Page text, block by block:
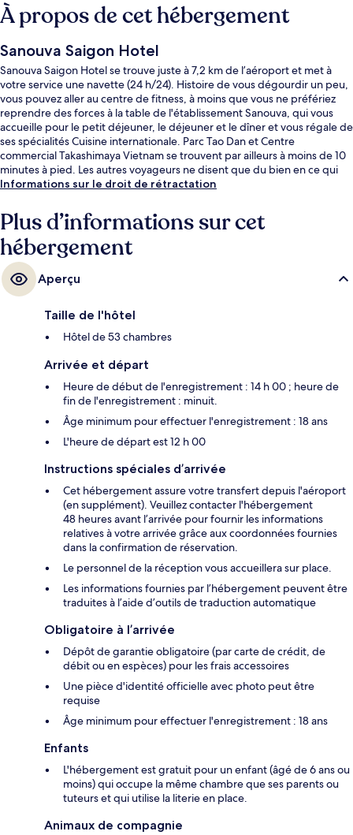
À propos de cet hébergement
Sanouva Saigon Hotel
Sanouva Saigon Hotel se trouve juste à 7,2 km de l’aéroport et met à
votre service une navette (24 h/24). Histoire de vous dégourdir un peu,
vous pouvez aller au centre de fitness, à moins que vous ne préfériez
reprendre des forces à la table de l'établissement Sanouva, qui vous
accueille pour le petit déjeuner, le déjeuner et le dîner et vous régale de
ses spécialités Cuisine internationale. Parc Tao Dan et Centre
commercial Takashimaya Vietnam se trouvent par ailleurs à moins de 10
minutes à pied. Les autres voyageurs ne disent que du bien en ce qui
concerne le personnel attentionné. L'hébergement se situe à une très
Thanh se trouve à 5 min et Station de métro Opera House, à 10 min.
Informations sur le droit de rétractation
Plus d’informations sur cet
hébergement
Aperçu
Taille de l'hôtel
Hôtel de 53 chambres
Arrivée et départ
Heure de début de l'enregistrement : 14 h 00 ; heure de
fin de l'enregistrement : minuit.
Âge minimum pour effectuer l'enregistrement : 18 ans
L'heure de départ est 12 h 00
Instructions spéciales d’arrivée
Cet hébergement assure votre transfert depuis l'aéroport
(en supplément). Veuillez contacter l'hébergement
48 heures avant l’arrivée pour fournir les informations
relatives à votre arrivée grâce aux coordonnées fournies
dans la confirmation de réservation.
Le personnel de la réception vous accueillera sur place.
Les informations fournies par l’hébergement peuvent être
traduites à l’aide d’outils de traduction automatique
Obligatoire à l’arrivée
Dépôt de garantie obligatoire (par carte de crédit, de
débit ou en espèces) pour les frais accessoires
Une pièce d'identité officielle avec photo peut être
requise
Âge minimum pour effectuer l'enregistrement : 18 ans
Enfants
L'hébergement est gratuit pour un enfant (âgé de 6 ans ou
moins) qui occupe la même chambre que ses parents ou
tuteurs et qui utilise la literie en place.
Animaux de compagnie